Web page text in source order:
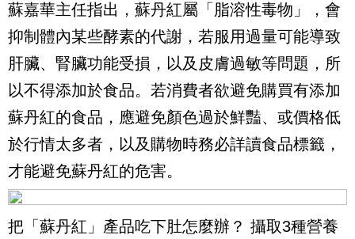
蘇嘉華主任指出，蘇丹紅屬「脂溶性毒物」，會
抑制體內某些酵素的代謝，若服用過量可能導致
肝臟、腎臟功能受損，以及皮膚過敏等問題，所
以不得添加於食品。若消費者欲避免購買有添加
蘇丹紅的食品，應避免顏色過於鮮豔、或價格低
於行情太多者，以及購物時務必詳讀食品標籤，
才能避免蘇丹紅的危害。
把「蘇丹紅」產品吃下肚怎麼辦？ 攝取3種營養